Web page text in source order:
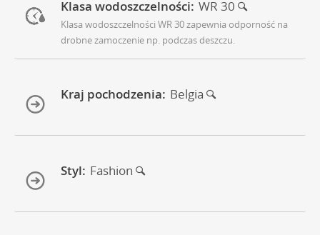
Klasa wodoszczelności: WR 30
Klasa wodoszczelności WR 30 zapewnia odporność na
drobne zamoczenie np. podczas deszczu.
Kraj pochodzenia: Belgia
Styl: Fashion